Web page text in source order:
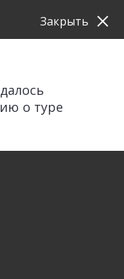
о туре
Закрыть